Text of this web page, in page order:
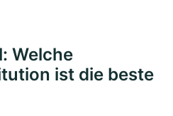
Welche
ist die beste